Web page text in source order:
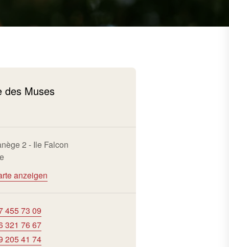
des Muses
2 - Ile Falcon
anzeigen
455 73 09
321 76 67
205 41 74